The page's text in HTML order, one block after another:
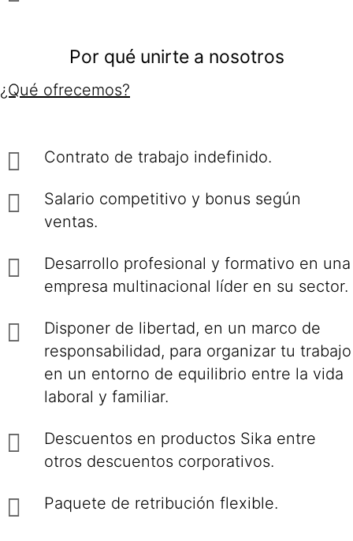
Por qué unirte a nosotros
¿Qué ofrecemos?
Contrato de trabajo indefinido.
Salario competitivo y bonus según
ventas.
Desarrollo profesional y formativo en una
empresa multinacional líder en su sector.
Disponer de libertad, en un marco de
responsabilidad, para organizar tu trabajo
en un entorno de equilibrio entre la vida
laboral y familiar.
Descuentos en productos Sika entre
otros descuentos corporativos.
Paquete de retribución flexible.